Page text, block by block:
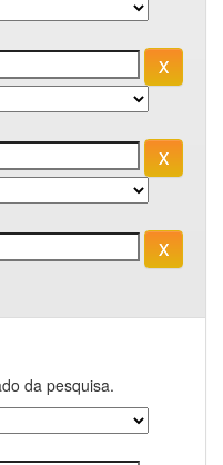
da pesquisa.